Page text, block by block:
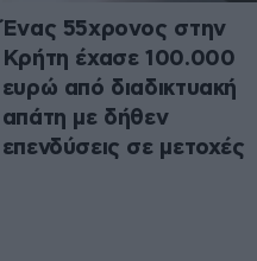
Ένας 55χρονος στην
Κρήτη έχασε 100.000
ευρώ από διαδικτυακή
απάτη με δήθεν
επενδύσεις σε μετοχές